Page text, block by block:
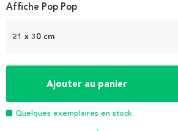
1
21 x 30 cm
Ajouter au panier
Quelques exemplaires en stock
Affiche Pop Pop